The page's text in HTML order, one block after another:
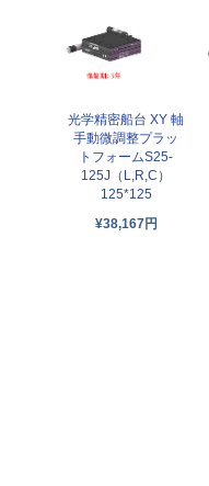
光学精密船台 XY 軸
手動微調整プラッ
トフォームS25-
125J（L,R,C）
125*125
¥38,167円